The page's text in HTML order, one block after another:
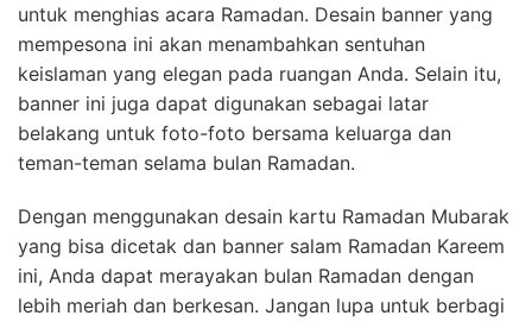
untuk menghias acara Ramadan. Desain banner yang
mempesona ini akan menambahkan sentuhan
keislaman yang elegan pada ruangan Anda. Selain itu,
banner ini juga dapat digunakan sebagai latar
belakang untuk foto-foto bersama keluarga dan
teman-teman selama bulan Ramadan.
Dengan menggunakan desain kartu Ramadan Mubarak
yang bisa dicetak dan banner salam Ramadan Kareem
ini, Anda dapat merayakan bulan Ramadan dengan
lebih meriah dan berkesan. Jangan lupa untuk berbagi